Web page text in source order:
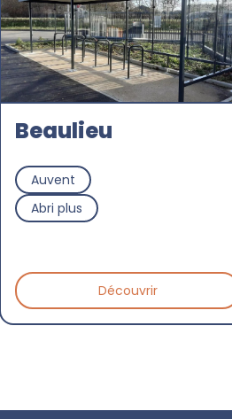
Beaulieu
Auvent
Abri plus
Découvrir